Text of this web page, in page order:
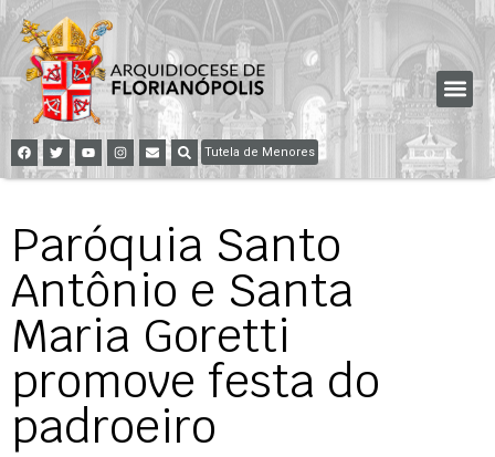
Tutela de Menores
Paróquia Santo
Antônio e Santa
Maria Goretti
promove festa do
padroeiro